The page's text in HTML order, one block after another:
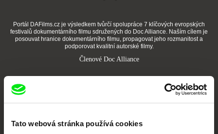
Tato webová stránka používá cookies
Portál DAFilms.cz je výsledkem tvůrčí spolupráce 7 klíčových evropských
festivalů dokumentárního filmu sdružených do Doc Alliance. Naším cílem je
posouvat hranice dokumentárního filmu, propagovat jeho rozmanitost a
podporovat kvalitní autorské filmy.
Členové Doc Alliance